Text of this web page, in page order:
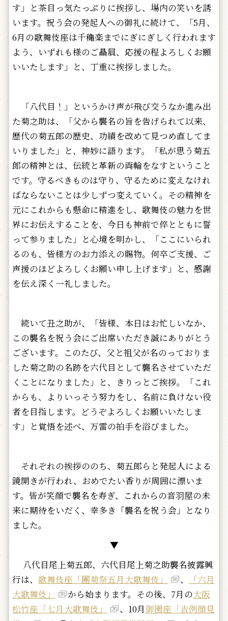
す」と茶目っ気たっぷりに挨拶し、場内の笑いを誘
います。祝う会の発起人への御礼に続けて、「5月、
6月の歌舞伎座は千穐楽までにぎにぎしく行われます
よう、いずれも様のご贔屓、応援の程よろしくお願
いいたします」と、丁重に挨拶しました。
「八代目！」というかけ声が飛び交うなか進み出
た菊之助は、「父から襲名の旨を告げられて以来、
歴代の菊五郎の歴史、功績を改めて見つめ直してま
いりました」と、神妙に語ります。「私が思う菊五
郎の精神とは、伝統と革新の両輪をなすということ
です。守るべきものは守り、守るために変えなけれ
ばならないことは少しずつ変えていく。その精神を
元にこれからも懸命に精進をし、歌舞伎の魅力を世
界にお伝えすることを、今日も神前で倅とともに誓
って参りました」と心境を明かし、「ここにいられ
るのも、皆様方のお力添えの賜物。何卒ご支援、ご
声援のほどよろしくお願い申し上げます」と、感謝
を伝え深く一礼しました。
続いて丑之助が、「皆様、本日はお忙しいなか、
この襲名を祝う会にご出席いただき誠にありがとう
ございます。このたび、父と祖父が名のっておりま
した菊之助の名跡を六代目として襲名させていただ
くことになりました」と、きりっとご挨拶。「これ
からも、よりいっそう努力をし、名前に負けない役
者を目指します。どうぞよろしくお願いいたしま
す」と覚悟を述べ、万雷の拍手を浴びました。
それぞれの挨拶ののち、菊五郎らと発起人による
鏡開きが行われ、おめでたい香りが周囲に漂いま
す。皆が笑顔で襲名を寿ぎ、これからの音羽屋の未
来に期待をいだく、幸多き「襲名を祝う会」となり
ました。
▼
八代目尾上菊五郎、六代目尾上菊之助襲名披露興
行は、 歌舞伎座「團菊祭五月大歌舞伎」 、
「六月
大歌舞伎」
から始まります。その後、7月の大阪
松竹座「七月大歌舞伎」
、10月御園座「吉例顔見